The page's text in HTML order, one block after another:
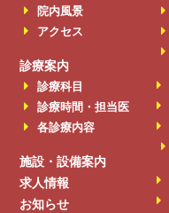
院内風景
アクセス
診療案内
診療科目
診療時間・担当医
各診療内容
施設・設備案内
求人情報
お知らせ